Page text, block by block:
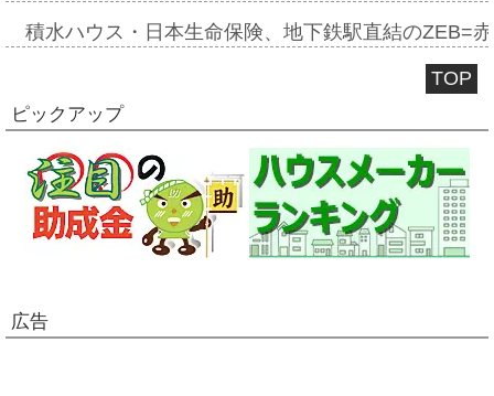
積水ハウス・日本生命保険、地下鉄駅直結のZEB=
TOP
ピックアップ
広告